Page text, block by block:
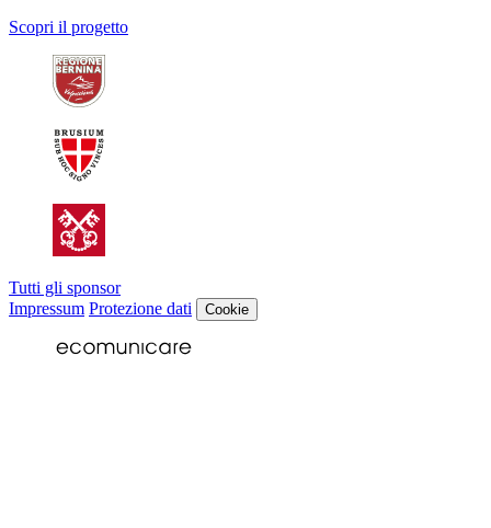
Scopri il progetto
Tutti gli sponsor
Impressum Protezione dati Cookie